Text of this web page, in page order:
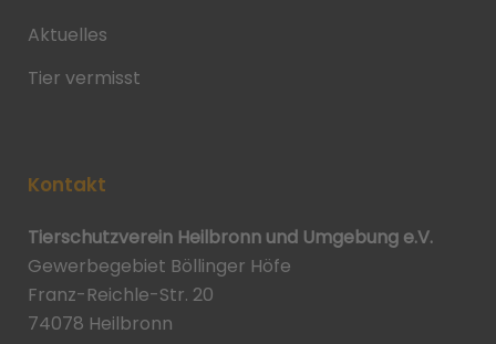
Aktuelles
Tier vermisst
Kontakt
Tierschutzverein Heilbronn und Umgebung e.V.
Gewerbegebiet Böllinger Höfe
Franz-Reichle-Str. 20
74078 Heilbronn